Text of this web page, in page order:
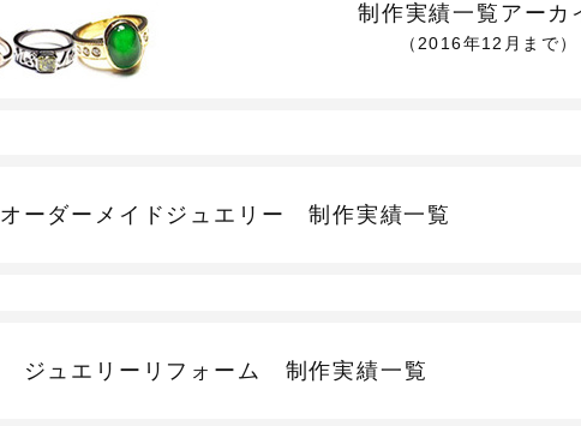
制作実績一覧アーカ
（2016年12月まで）
オーダーメイドジュエリー制作実績一覧
ジュエリーリフォーム 制作実績一覧